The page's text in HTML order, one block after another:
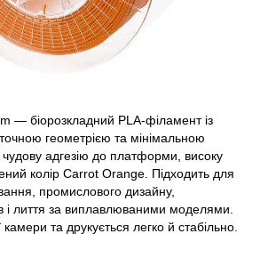
— біорозкладний PLA‑філамент із
геометрією та мінімальною
адгезію до платформи, високу
колір Carrot Orange. Підходить для
промислового дизайну,
і лиття за виплавлюваними моделями.
та друкується легко й стабільно.